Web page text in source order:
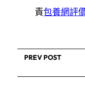
責包養網評
PREV POST